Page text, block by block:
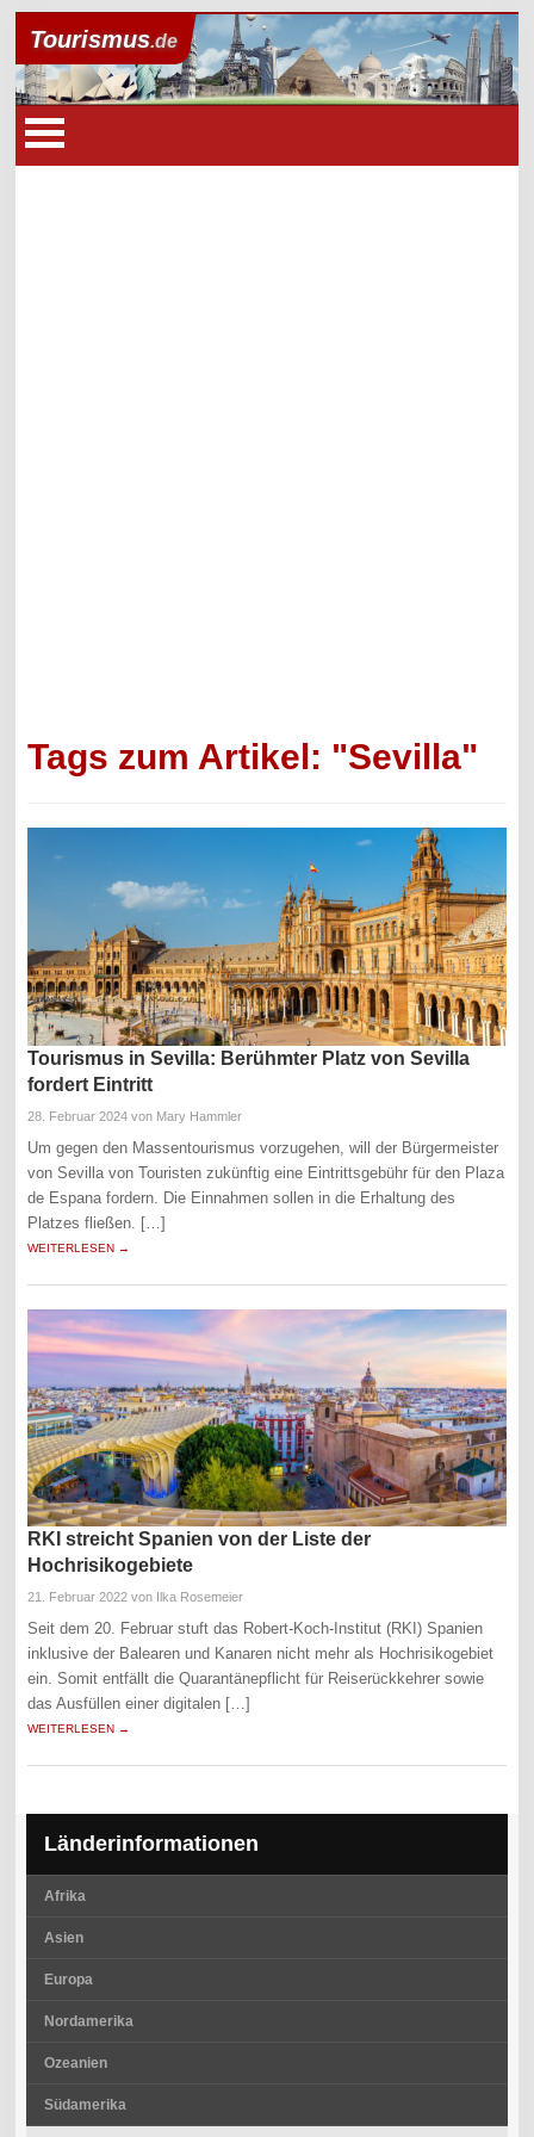
Tourismus.de
Tags zum Artikel: "Sevilla"
Tourismus in Sevilla: Berühmter Platz von Sevilla
fordert Eintritt
28. Februar 2024 von Mary Hammler
Um gegen den Massentourismus vorzugehen, will der Bürgermeister
von Sevilla von Touristen zukünftig eine Eintrittsgebühr für den Plaza
de Espana fordern. Die Einnahmen sollen in die Erhaltung des
Platzes fließen. […]
WEITERLESEN →
RKI streicht Spanien von der Liste der
Hochrisikogebiete
21. Februar 2022 von Ilka Rosemeier
Seit dem 20. Februar stuft das Robert-Koch-Institut (RKI) Spanien
inklusive der Balearen und Kanaren nicht mehr als Hochrisikogebiet
ein. Somit entfällt die Quarantänepflicht für Reiserückkehrer sowie
das Ausfüllen einer digitalen […]
WEITERLESEN →
Länderinformationen
Afrika
Asien
Europa
Nordamerika
Ozeanien
Südamerika